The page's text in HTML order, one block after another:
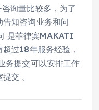
询量比较多，为了
知咨询业务和问
是菲律宾MAKATI
过18年服务经验，
务提交可以安排工作
交 。